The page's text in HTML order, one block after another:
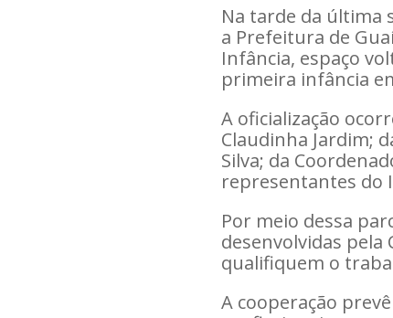
Na tarde da última
a Prefeitura de
Infância, espaço
primeira infância
A oficialização
Claudinha Jardim;
Silva; da
representantes do
Por meio dessa
desenvolvidas
qualifiquem o
A cooperação